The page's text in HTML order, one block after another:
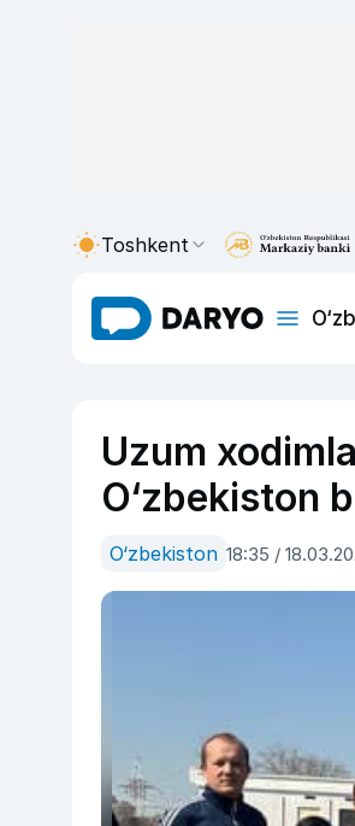
Toshkent
Uzum
O‘zbekiston
O‘zbekiston 18:35 /